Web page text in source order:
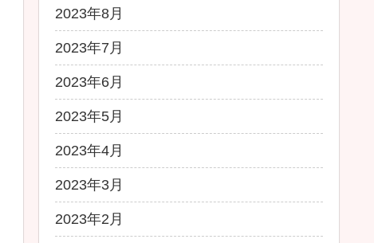
2023年8月
2023年7月
2023年6月
2023年5月
2023年4月
2023年3月
2023年2月